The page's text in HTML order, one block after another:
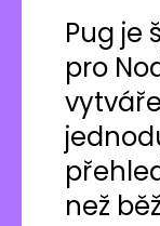
Pug je
pro
než